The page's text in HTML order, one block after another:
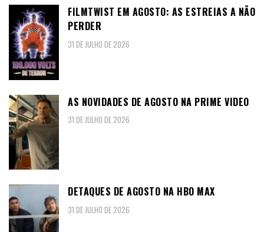
FILMTWIST EM AGOSTO: AS ESTREIAS A NÃO
PERDER
31 DE JULHO DE 2026
AS NOVIDADES DE AGOSTO NA PRIME VIDEO
31 DE JULHO DE 2026
DETAQUES DE AGOSTO NA HBO MAX
31 DE JULHO DE 2026